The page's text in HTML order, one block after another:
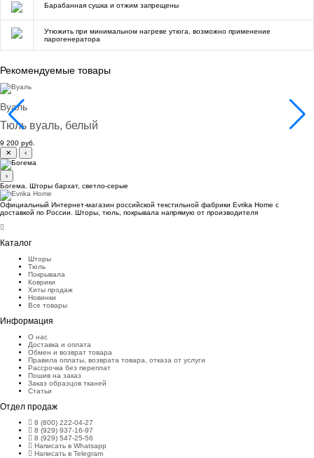
Барабанная сушка и отжим запрещены
Утюжить при минимальном нагреве утюга, возможно применение
парогенератора
Рекомендуемые товары
Вуаль
Тюль вуаль, белый
9 200 руб.
✕
‹
›
Богема. Шторы бархат, светло-серые
Официальный Интернет-магазин российской текстильной фабрики Evrika Home c
доставкой по России. Шторы, тюль, покрывала напрямую от производителя
Каталог
Шторы
Тюль
Покрывала
Коврики
Хиты продаж
Новинки
Все товары
Информация
О нас
Доставка и оплата
Обмен и возврат товара
Правила оплаты, возврата товара, отказа от услуги
Рассрочка без переплат
Пошив на заказ
Заказ образцов тканей
Статьи
Отдел продаж
8 (800) 222-04-27
8 (929) 937-16-97
8 (929) 547-25-56
Написать в Whatsapp
Написать в Telegram